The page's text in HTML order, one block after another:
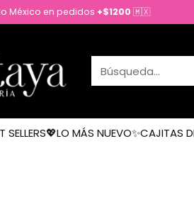
México en pedidos +$1200 🇲🇽
Búsqueda…
SELLERS💖LO MÁS NUEVO✨CAJITAS